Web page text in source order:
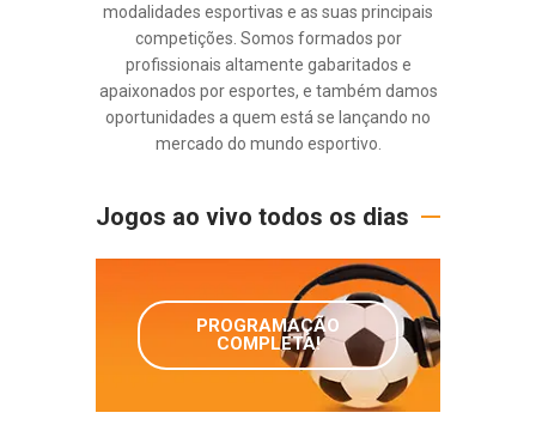
modalidades esportivas e as suas principais
competições. Somos formados por
profissionais altamente gabaritados e
apaixonados por esportes, e também damos
oportunidades a quem está se lançando no
mercado do mundo esportivo.
Jogos ao vivo todos os dias
PROGRAMAÇÃO
COMPLETA!